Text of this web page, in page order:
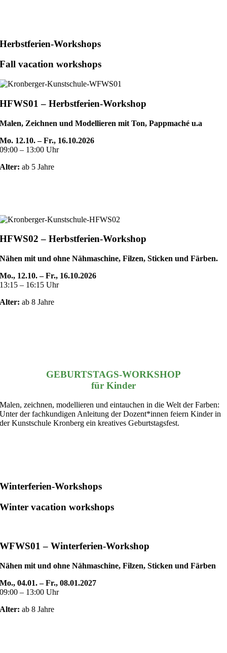
Herbstferien-Workshops
Fall vacation workshops
HFWS01 – Herbstferien-Workshop
Malen, Zeichnen und Modellieren mit Ton, Pappmaché u.a
Mo. 12.10. – Fr., 16.10.2026
09:00 – 13:00 Uhr
Alter: ab 5 Jahre
HFWS02 – Herbstferien-Workshop
Nähen mit und ohne Nähmaschine, Filzen, Sticken und Färben.
Mo., 12.10. – Fr., 16.10.2026
13:15 – 16:15 Uhr
Alter: ab 8 Jahre
GEBURTSTAGS-WORKSHOP
für Kinder
Malen, zeichnen, modellieren und eintauchen in die Welt der Farben:
Unter der fachkundigen Anleitung der Dozent*innen feiern Kinder in
der Kunstschule Kronberg ein kreatives Geburtstagsfest.
Winterferien-Workshops
Winter vacation workshops
WFWS01 – Winterferien-Workshop
Nähen mit und ohne Nähmaschine, Filzen, Sticken und Färben
Mo., 04.01. – Fr., 08.01.2027
09:00 – 13:00 Uhr
Alter: ab 8 Jahre